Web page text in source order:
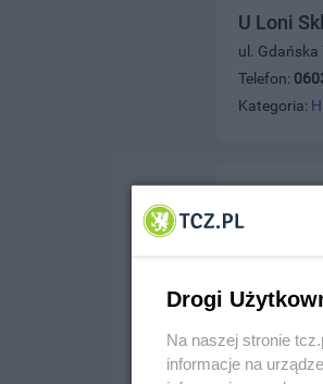
U Loni
ul. Gdańska
Telefon:
Kategoria:
ul. Wojska
Drogi
Na naszej stronie
informacje na